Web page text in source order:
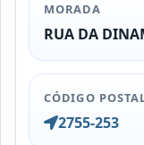
MORADA
RUA DA
CÓDIGO
2755-253